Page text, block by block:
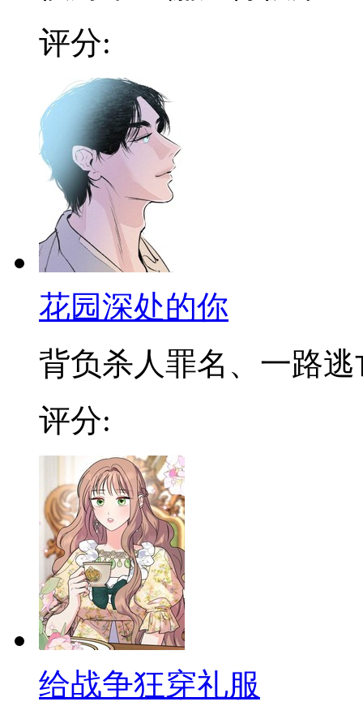
评分:
花园深处的你
背负杀人罪名、一路逃
评分:
给战争狂穿礼服